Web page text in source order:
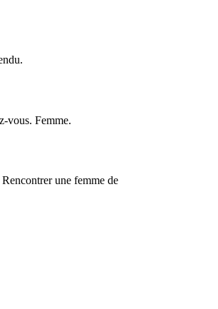
vous. Femme.
une femme de